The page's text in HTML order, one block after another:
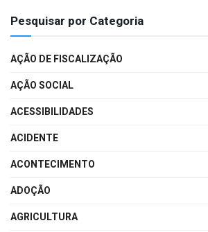
Pesquisar por Categoria
AÇÃO DE FISCALIZAÇÃO
AÇÃO SOCIAL
ACESSIBILIDADES
ACIDENTE
ACONTECIMENTO
ADOÇÃO
AGRICULTURA